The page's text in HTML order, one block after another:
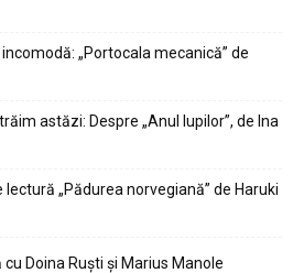
„Portocala mecanică” de
astăzi: Despre „Anul lupilor”, de Ina
„Pădurea norvegiană” de Haruki
cu Doina Ruști și Marius Manole